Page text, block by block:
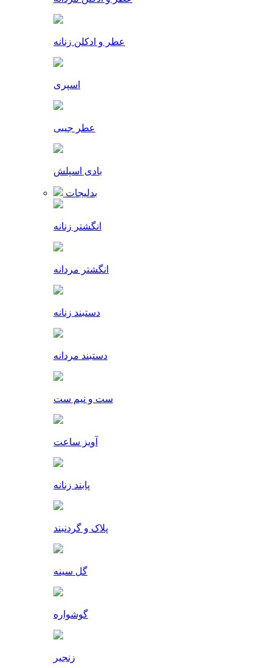
عطر و ادکلن زنانه
اسپری
عطر جیبی
بادی اسپلش
بدلیجات
انگشتر زنانه
انگشتر مردانه
دستبند زنانه
دستبند مردانه
ست و نیم ست
آویز ساعت
پابند زنانه
پلاک و گردنبند
گل سینه
گوشواره
زنجیر